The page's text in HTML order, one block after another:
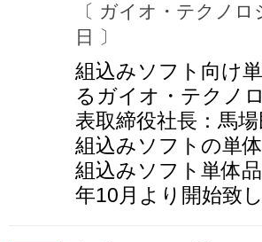
〔 ガイオ・テクノ
日 〕
組込みソフト向け
るガイオ・テクノ
表取締役社長：馬
組込みソフトの単
組込みソフト単体
年10月より開始致し